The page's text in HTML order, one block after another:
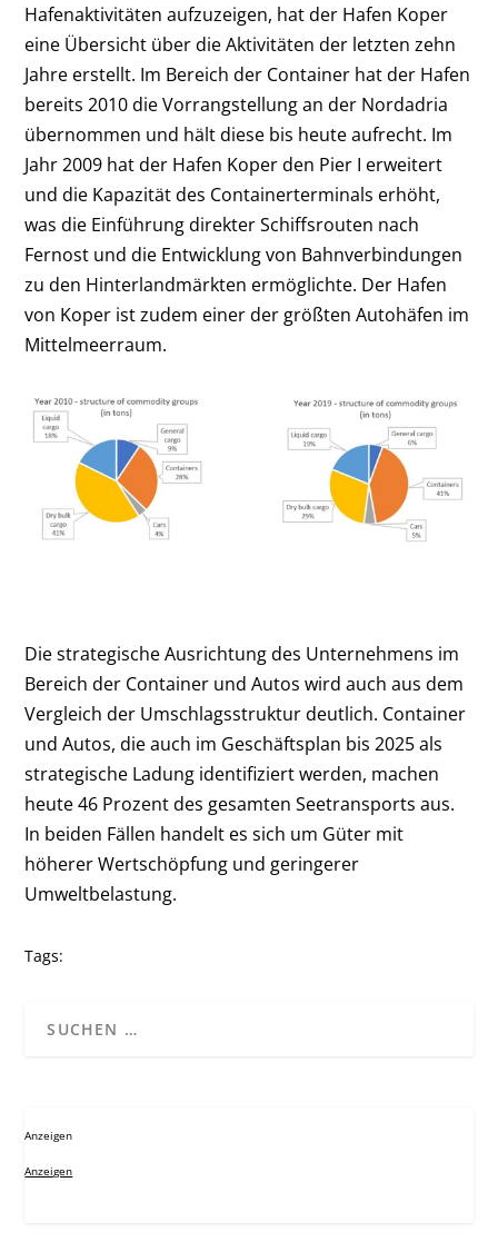
Hafenaktivitäten aufzuzeigen, hat der Hafen Koper
eine Übersicht über die Aktivitäten der letzten zehn
Jahre erstellt. Im Bereich der Container hat der Hafen
bereits 2010 die Vorrangstellung an der Nordadria
übernommen und hält diese bis heute aufrecht. Im
Jahr 2009 hat der Hafen Koper den Pier I erweitert
und die Kapazität des Containerterminals erhöht,
was die Einführung direkter Schiffsrouten nach
Fernost und die Entwicklung von Bahnverbindungen
zu den Hinterlandmärkten ermöglichte. Der Hafen
von Koper ist zudem einer der größten Autohäfen im
Mittelmeerraum.
Die strategische Ausrichtung des Unternehmens im
Bereich der Container und Autos wird auch aus dem
Vergleich der Umschlagsstruktur deutlich. Container
und Autos, die auch im Geschäftsplan bis 2025 als
strategische Ladung identifiziert werden, machen
heute 46 Prozent des gesamten Seetransports aus.
In beiden Fällen handelt es sich um Güter mit
höherer Wertschöpfung und geringerer
Umweltbelastung.
Tags:
Anzeigen
Anzeigen